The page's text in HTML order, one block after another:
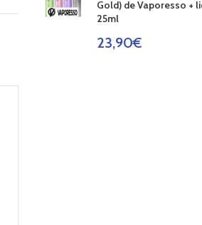
Gold) de Vaporesso +
25ml
23,90€